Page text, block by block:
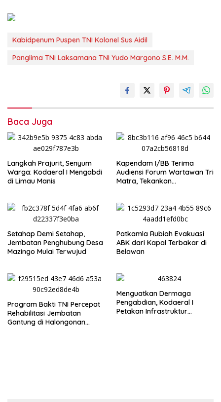
Kabidpenum Puspen TNI Kolonel Sus Aidil
Panglima TNI Laksamana TNI Yudo Margono S.E. M.M.
Baca Juga
‎Langkah Prajurit, Senyum
Warga: Kodaeral I Mengabdi
di Limau Manis
Kapendam I/BB Terima
Audiensi Forum Wartawan Tri
Matra, Tekankan
Setahap Demi Setahap,
Jembatan Penghubung Desa
Mazingo Mulai Terwujud
Patkamla Rubiah Evakuasi
ABK dari Kapal Terbakar di
Belawan
Program Bakti TNI Percepat
Rehabilitasi Jembatan
Gantung di Halongonan
Menguatkan Dermaga
Pengabdian, Kodaeral I
Petakan Infrastruktur